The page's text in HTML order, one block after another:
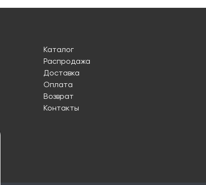
Каталог
Распродажа
Доставка
Оплата
Возврат
Контакты